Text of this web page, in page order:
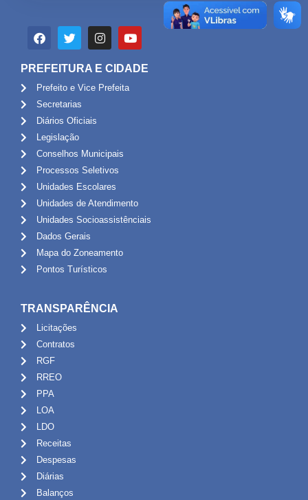
PREFEITURA E CIDADE
Prefeito e Vice Prefeita
Secretarias
Diários Oficiais
Legislação
Conselhos Municipais
Processos Seletivos
Unidades Escolares
Unidades de Atendimento
Unidades Socioassistênciais
Dados Gerais
Mapa do Zoneamento
Pontos Turísticos
TRANSPARÊNCIA
Licitações
Contratos
RGF
RREO
PPA
LOA
LDO
Receitas
Despesas
Diárias
Balanços